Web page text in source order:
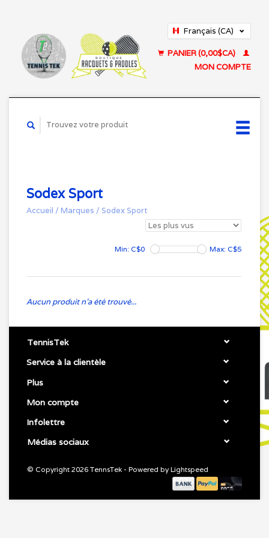
Français (CA)
PANIER (0,00$CA)
MON COMPTE
Sodex Sport
Accueil / Marques / Sodex Sport
Min: C$0 Max: C$5
Aucun produit n'a été trouvé...
TennisTek
Service à la clientèle
Plus
Mon compte
Infolettre
Médias sociaux
© Copyright 2026 TennsTek - Powered by Lightspeed